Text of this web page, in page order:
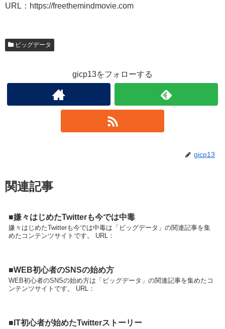
URL：https://freethemindmovie.com
ビッグデータ
gicp13をフォローする
gicp13
関連記事
■嫌々はじめたTwitterも今では中毒
嫌々はじめたTwitterも今では中毒は「ビッグデータ」の関連記事を集
めたコンテンツサイトです。 URL：
■WEB初心者のSNSの始め方
WEB初心者のSNSの始め方は「ビッグデータ」の関連記事を集めたコ
ンテンツサイトです。 URL：
■IT初心者が始めたTwitterストーリー